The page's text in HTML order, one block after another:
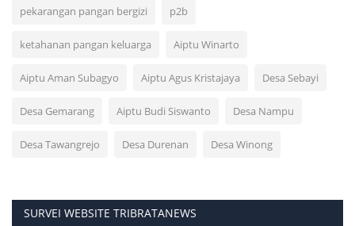
pekarangan pangan bergizi p2b
ketahanan pangan keluarga Aiptu Winarto
Aiptu Aman Subagyo Aiptu Agus Kristajaya Desa Sebayi
Desa Gemarang Aiptu Budi Siswanto Desa Nampu
Desa Tawangrejo Desa Durenan Desa Winong
SURVEI WEBSITE TRIBRATANEWS